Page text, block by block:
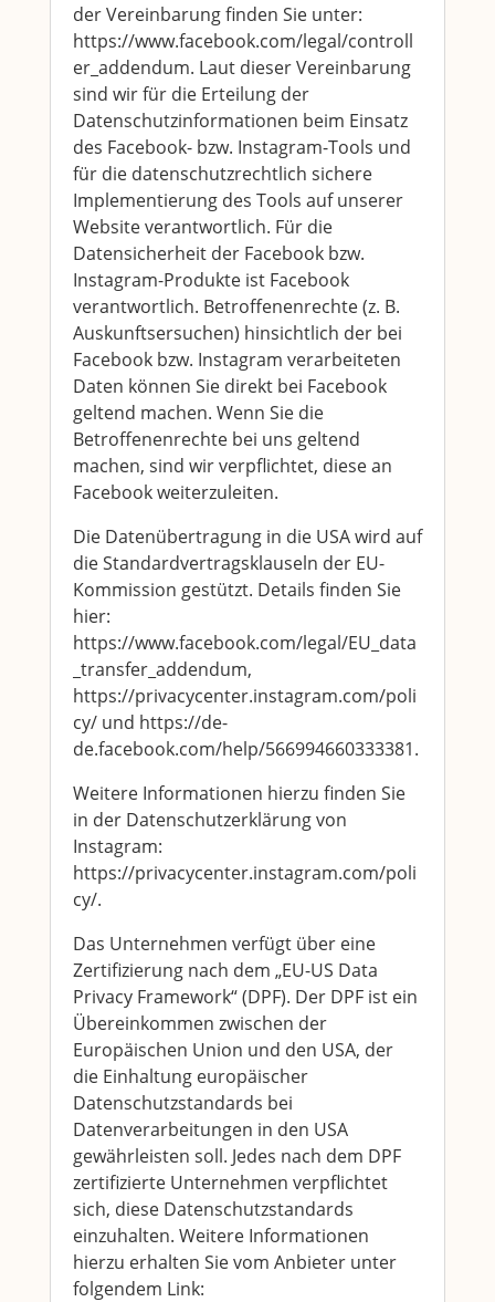
der Vereinbarung finden Sie unter:
https://www.facebook.com/legal/controll
er_addendum. Laut dieser Vereinbarung
sind wir für die Erteilung der
Datenschutzinformationen beim Einsatz
des Facebook- bzw. Instagram-Tools und
für die datenschutzrechtlich sichere
Implementierung des Tools auf unserer
Website verantwortlich. Für die
Datensicherheit der Facebook bzw.
Instagram-Produkte ist Facebook
verantwortlich. Betroffenenrechte (z. B.
Auskunftsersuchen) hinsichtlich der bei
Facebook bzw. Instagram verarbeiteten
Daten können Sie direkt bei Facebook
geltend machen. Wenn Sie die
Betroffenenrechte bei uns geltend
machen, sind wir verpflichtet, diese an
Facebook weiterzuleiten.
Die Datenübertragung in die USA wird auf
die Standardvertragsklauseln der EU-
Kommission gestützt. Details finden Sie
hier:
https://www.facebook.com/legal/EU_data
_transfer_addendum,
https://privacycenter.instagram.com/poli
cy/ und https://de-
de.facebook.com/help/566994660333381.
Weitere Informationen hierzu finden Sie
in der Datenschutzerklärung von
Instagram:
https://privacycenter.instagram.com/poli
cy/.
Das Unternehmen verfügt über eine
Zertifizierung nach dem „EU-US Data
Privacy Framework“ (DPF). Der DPF ist ein
Übereinkommen zwischen der
Europäischen Union und den USA, der
die Einhaltung europäischer
Datenschutzstandards bei
Datenverarbeitungen in den USA
gewährleisten soll. Jedes nach dem DPF
zertifizierte Unternehmen verpflichtet
sich, diese Datenschutzstandards
einzuhalten. Weitere Informationen
hierzu erhalten Sie vom Anbieter unter
folgendem Link: